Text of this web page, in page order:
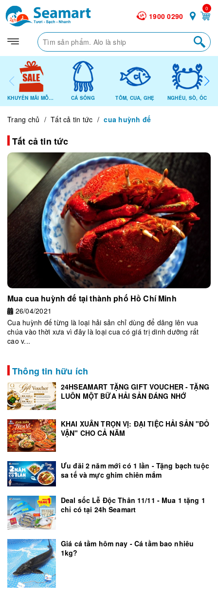
1900 0290
0
KHUYẾN MÃI MỖI NGÀY CÁ SỐNG TÔM, CUA, GHẸ NGHÊU, SÒ, ỐC
Trang chủ / Tất cả tin tức / cua huỳnh đế
Tất cả tin tức
Mua cua huỳnh đế tại thành phố Hồ Chí Minh
26/04/2021
Cua huỳnh đế từng là loại hải sản chỉ dùng để dâng lên vua
chúa vào thời xưa vì đây là loại cua có giá trị dinh dưỡng rất
cao v...
Thông tin hữu ích
24HSEAMART TẶNG GIFT VOUCHER - TẶNG
LUÔN MỘT BỮA HẢI SẢN ĐÁNG NHỚ
KHAI XUÂN TRỌN VỊ: ĐẠI TIỆC HẢI SẢN "ĐỎ
VẬN" CHO CẢ NĂM
Ưu đãi 2 năm mới có 1 lần - Tặng bạch tuộc
sa tế và mực ghim chiên mắm
Deal sốc Lễ Độc Thân 11/11 - Mua 1 tặng 1
chỉ có tại 24h Seamart
Giá cá tầm hôm nay - Cá tầm bao nhiêu
1kg?